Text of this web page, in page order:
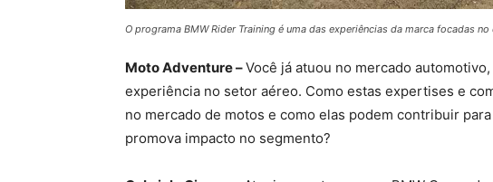
O programa BMW Rider Training é uma das experiências da marca focadas
Moto Adventure –Você já atuou no mercado
experiência no setor aéreo. Como estas expertises e
no mercado de motos e como elas podem contribuir
promova impacto no segmento?